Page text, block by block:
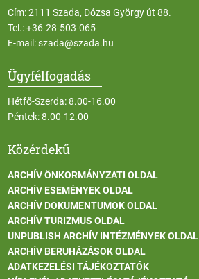
Cím: 2111 Szada, Dózsa György út 88.
Tel.:+36-28-503-065
E-mail:szada@szada.hu
Ügyfélfogadás
Hétfő-Szerda: 8.00-16.00
Péntek: 8.00-12.00
Közérdekű
ARCHÍV ÖNKORMÁNYZATI OLDAL
ARCHÍV ESEMÉNYEK OLDAL
ARCHÍV DOKUMENTUMOK OLDAL
ARCHÍV TURIZMUS OLDAL
UNPUBLISH ARCHÍV INTÉZMÉNYEK OLDAL
ARCHÍV BERUHÁZÁSOK OLDAL
ADATKEZELÉSI TÁJÉKOZTATÓK